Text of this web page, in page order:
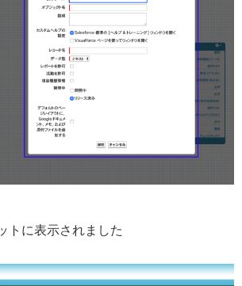
トに表示されました